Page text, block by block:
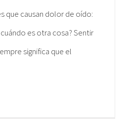
que causan dolor de oído:
es otra cosa? Sentir
significa que el